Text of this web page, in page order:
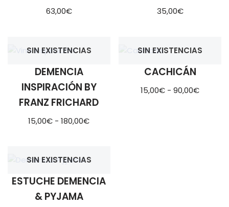
63,00€ 35,00€
SIN EXISTENCIAS
DEMENCIA
INSPIRACIÓN BY
FRANZ FRICHARD
15,00€ - 180,00€
SIN EXISTENCIAS
CACHICÁN
15,00€ - 90,00€
SIN EXISTENCIAS
ESTUCHE DEMENCIA
& PYJAMA